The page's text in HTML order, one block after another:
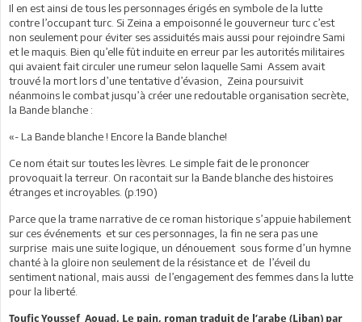
Il en est ainsi de tous les personnages érigés en symbole de la lutte
contre l’occupant turc. Si Zeina a empoisonné le gouverneur turc c’est
non seulement pour éviter ses assiduités mais aussi pour rejoindre Sami
et le maquis. Bien qu’elle fût induite en erreur par les autorités militaires
qui avaient fait circuler une rumeur selon laquelle Sami Assem avait
trouvé la mort lors d’une tentative d’évasion, Zeina poursuivit
néanmoins le combat jusqu’à créer une redoutable organisation secrète,
la Bande blanche :
«- La Bande blanche ! Encore la Bande blanche!
Ce nom était sur toutes les lèvres. Le simple fait de le prononcer
provoquait la terreur. On racontait sur la Bande blanche des histoires
étranges et incroyables. (p.190)
Parce que la trame narrative de ce roman historique s’appuie habilement
sur ces événements et sur ces personnages, la fin ne sera pas une
surprise mais une suite logique, un dénouement sous forme d’un hymne
chanté à la gloire non seulement de la résistance et de l’éveil du
sentiment national, mais aussi de l’engagement des femmes dans la lutte
pour la liberté.
Toufic Youssef Aouad, Le pain, roman traduit de l’arabe (Liban) par